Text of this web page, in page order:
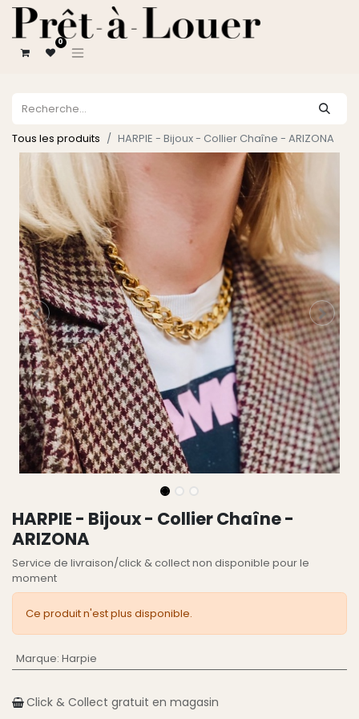
0
Tous les produits HARPIE - Bijoux - Collier Chaîne - ARIZONA
HARPIE - Bijoux - Collier Chaîne -
ARIZONA
Service de livraison/click & collect non disponible pour le
moment
Ce produit n'est plus disponible.
Marque: Harpie
Click & Collect gratuit en magasin